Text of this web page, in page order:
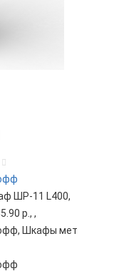
ШР-11 L400,
р., ,
Шкафы мет